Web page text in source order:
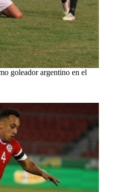
goleador argentino en el